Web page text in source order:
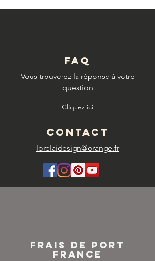
FAQ
Vous trouverez la réponse à votre
question
Cliquez ici
CONTACT
lorelaidesign@orange.fr
FRAIS DE PORT
FRANCE